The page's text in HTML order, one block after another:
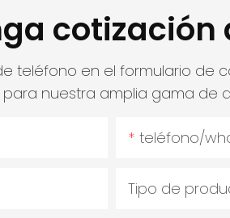
cotización
teléfono en el formulario
nuestra amplia gama de
teléfono/
Tipo de